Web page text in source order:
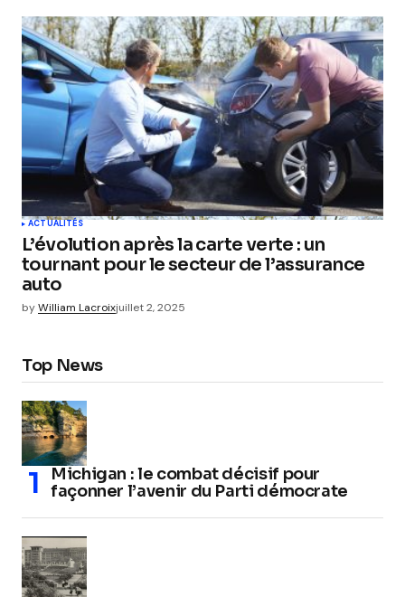
ACTUALITÉS
L’évolution après la carte verte : un
tournant pour le secteur de l’assurance
auto
byWilliam Lacroixjuillet 2, 2025
Top News
Michigan : le combat décisif pour
façonner l’avenir du Parti démocrate